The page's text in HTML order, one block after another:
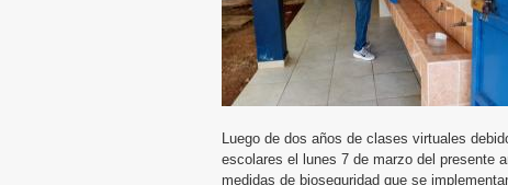
Luego de dos años de clases virtuales
escolares el lunes 7 de marzo del presente
medidas de bioseguridad que se